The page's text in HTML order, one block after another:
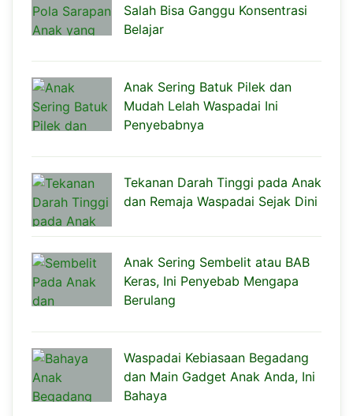
Salah Bisa Ganggu Konsentrasi
Belajar
Anak Sering Batuk Pilek dan
Mudah Lelah Waspadai Ini
Penyebabnya
Tekanan Darah Tinggi pada Anak
dan Remaja Waspadai Sejak Dini
Anak Sering Sembelit atau BAB
Keras, Ini Penyebab Mengapa
Berulang
Waspadai Kebiasaan Begadang
dan Main Gadget Anak Anda, Ini
Bahaya